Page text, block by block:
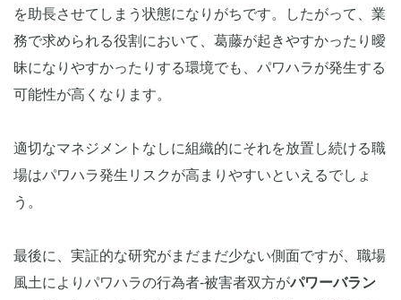
を助長させてしまう状態になりがちです。したがって、業
務で求められる役割において、葛藤が起きやすかったり曖
昧になりやすかったりする環境でも、パワハラが発生する
可能性が高くなります。
適切なマネジメントなしに組織的にそれを放置し続ける職
場はパワハラ発生リスクが高まりやすいといえるでしょ
う。
最後に、実証的な研究がまだまだ少ない側面ですが、職場
風土によりパワハラの行為者-被害者双方がパワーバラン